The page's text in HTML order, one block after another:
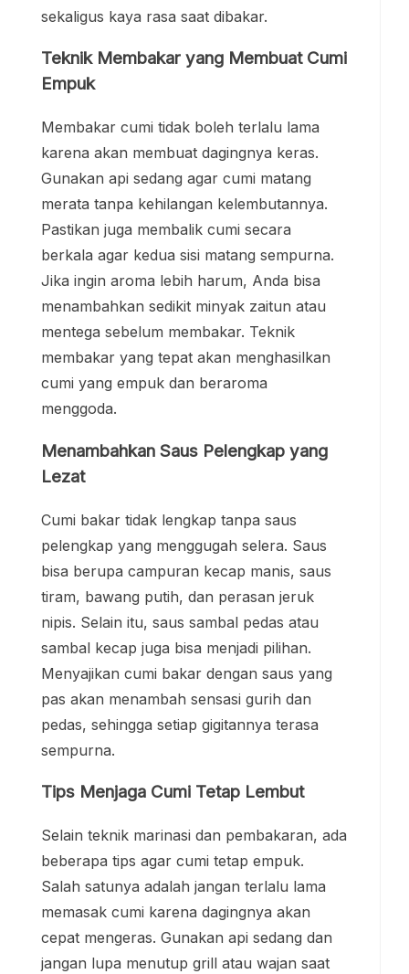
sekaligus kaya rasa saat dibakar.
Teknik Membakar yang Membuat Cumi
Empuk
Membakar cumi tidak boleh terlalu lama
karena akan membuat dagingnya keras.
Gunakan api sedang agar cumi matang
merata tanpa kehilangan kelembutannya.
Pastikan juga membalik cumi secara
berkala agar kedua sisi matang sempurna.
Jika ingin aroma lebih harum, Anda bisa
menambahkan sedikit minyak zaitun atau
mentega sebelum membakar. Teknik
membakar yang tepat akan menghasilkan
cumi yang empuk dan beraroma
menggoda.
Menambahkan Saus Pelengkap yang
Lezat
Cumi bakar tidak lengkap tanpa saus
pelengkap yang menggugah selera. Saus
bisa berupa campuran kecap manis, saus
tiram, bawang putih, dan perasan jeruk
nipis. Selain itu, saus sambal pedas atau
sambal kecap juga bisa menjadi pilihan.
Menyajikan cumi bakar dengan saus yang
pas akan menambah sensasi gurih dan
pedas, sehingga setiap gigitannya terasa
sempurna.
Tips Menjaga Cumi Tetap Lembut
Selain teknik marinasi dan pembakaran, ada
beberapa tips agar cumi tetap empuk.
Salah satunya adalah jangan terlalu lama
memasak cumi karena dagingnya akan
cepat mengeras. Gunakan api sedang dan
jangan lupa menutup grill atau wajan saat